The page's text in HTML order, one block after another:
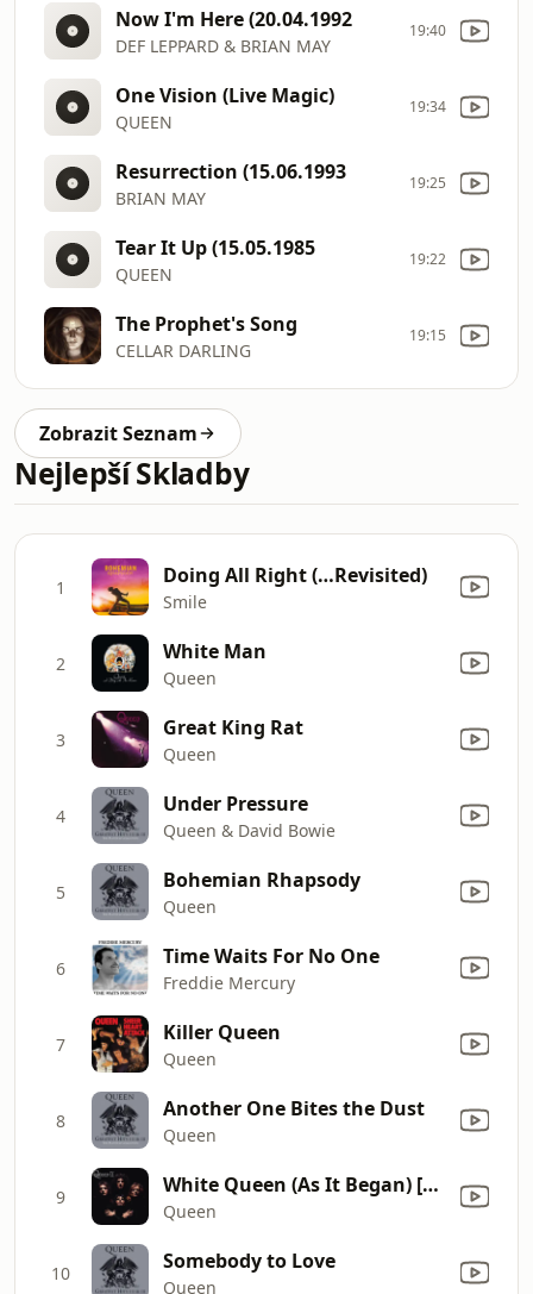
Now I'm Here (20.04.1992
DEF LEPPARD & BRIAN MAY
19:40
One Vision (Live Magic)
QUEEN
19:34
Resurrection (15.06.1993
BRIAN MAY
19:25
Tear It Up (15.05.1985
QUEEN
19:22
The Prophet's Song
CELLAR DARLING
19:15
Zobrazit Seznam
Nejlepší Skladby
1 Doing All Right (…Revisited)
Smile
2 White Man
Queen
3 Great King Rat
Queen
4 Under Pressure
Queen & David Bowie
5 Bohemian Rhapsody
Queen
6 Time Waits For No One
Freddie Mercury
7 Killer Queen
Queen
8 Another One Bites the Dust
Queen
9 White Queen (As It Began) [2026 Mix]
Queen
10 Somebody to Love
Queen